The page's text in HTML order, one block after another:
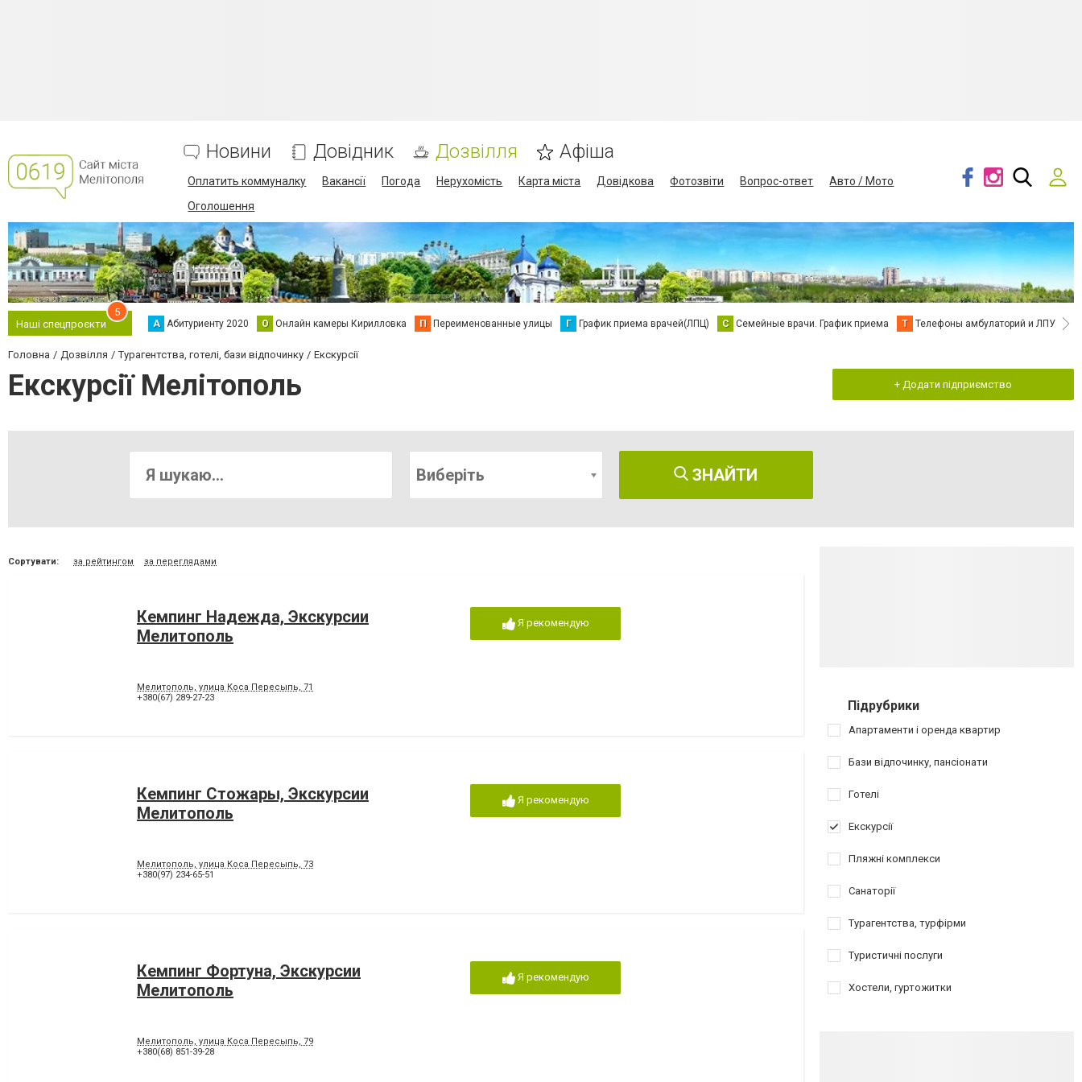
Новини Довідник Дозвілля Афіша
Оплатить коммуналку Вакансії Погода Нерухомість Карта міста Довідкова Фотозвіти Вопрос-ответ
Авто / Мото
Оголошення
Наші спецпроєкти
5
А Абитуриенту 2020 О Онлайн камеры Кирилловка П Переименованные улицы Г График приема врачей(ЛПЦ) С Семейные врачи. График приема Т Телефоны амбулаторий и ЛПУ В
Головна Дозвілля Турагентства, готелі, бази відпочинку Екскурсії
Екскурсії Мелітополь + Додати підприємство
Виберіть ЗНАЙТИ
Сортувати: за рейтингом за переглядами
Кемпинг Надежда, Экскурсии
Мелитополь
Мелитополь, улица Коса Пересыпь, 71
+380(67) 289-27-23
Я рекомендую
Кемпинг Стожары, Экскурсии
Мелитополь
Мелитополь, улица Коса Пересыпь, 73
+380(97) 234-65-51
Я рекомендую
Кемпинг Фортуна, Экскурсии
Мелитополь
Мелитополь, улица Коса Пересыпь, 79
+380(68) 851-39-28
Я рекомендую
Підрубрики
Апартаменти і оренда квартир
Бази відпочинку, пансіонати
Готелі
Екскурсії
Пляжні комплекси
Санаторії
Турагентства, турфірми
Туристичні послуги
Хостели, гуртожитки